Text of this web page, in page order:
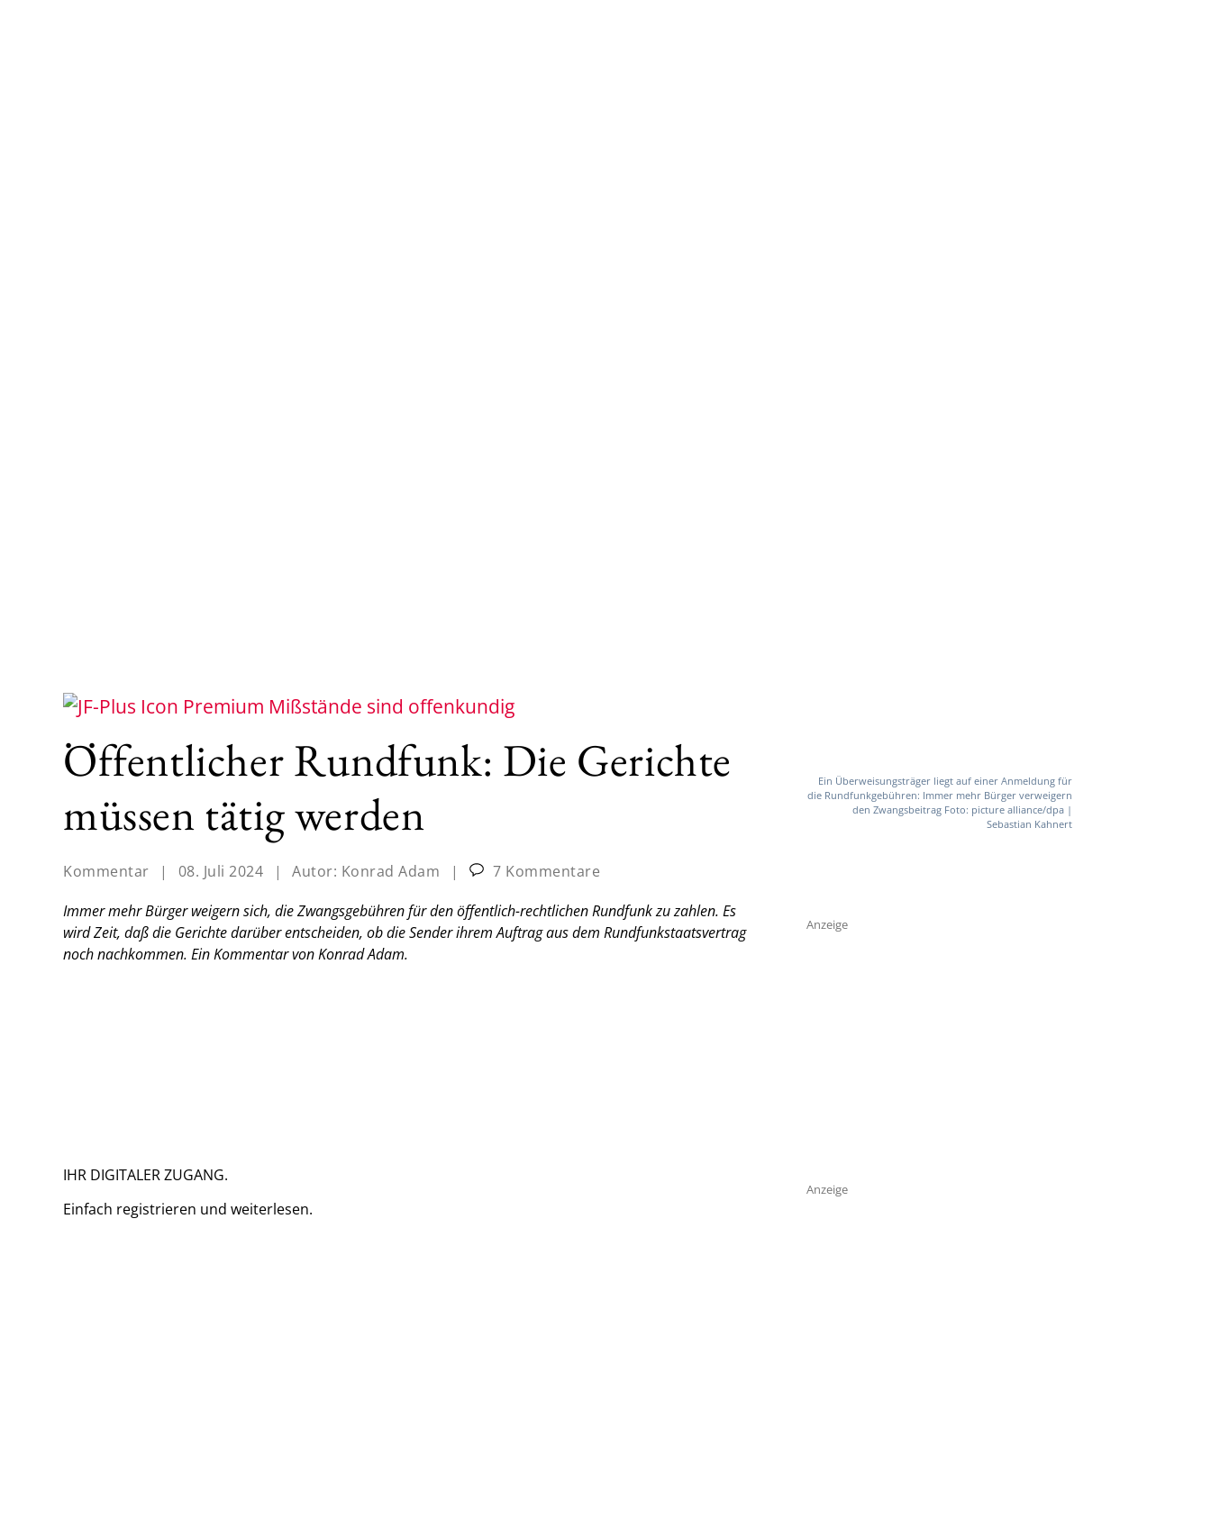
Mißstände sind offenkundig
Öffentlicher Rundfunk: Die Gerichte
müssen tätig werden
Kommentar | 08. Juli 2024 | Autor: Konrad Adam |
7 Kommentare
Immer mehr Bürger weigern sich, die Zwangsgebühren für den öffentlich-rechtlichen Rundfunk zu zahlen. Es
wird Zeit, daß die Gerichte darüber entscheiden, ob die Sender ihrem Auftrag aus dem Rundfunkstaatsvertrag
noch nachkommen. Ein Kommentar von Konrad Adam.
IHR DIGITALER ZUGANG.
Einfach registrieren und weiterlesen.
Ein Überweisungsträger liegt auf einer Anmeldung für
die Rundfunkgebühren: Immer mehr Bürger verweigern
den Zwangsbeitrag Foto: picture alliance/dpa |
Sebastian Kahnert
Anzeige
Anzeige